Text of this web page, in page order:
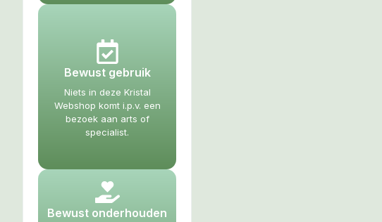
Bewust gebruik
Niets in deze Kristal
Webshop komt i.p.v. een
bezoek aan arts of
specialist.
Bewust onderhouden